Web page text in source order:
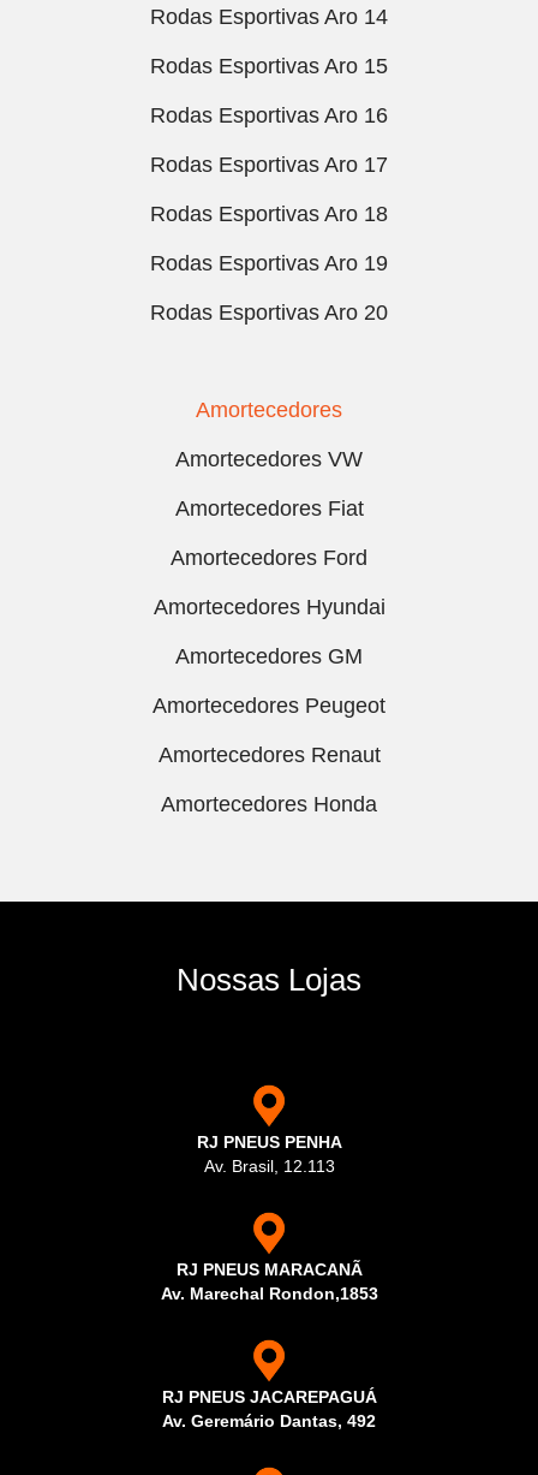
Rodas Esportivas Aro 14
Rodas Esportivas Aro 15
Rodas Esportivas Aro 16
Rodas Esportivas Aro 17
Rodas Esportivas Aro 18
Rodas Esportivas Aro 19
Rodas Esportivas Aro 20
Amortecedores
Amortecedores VW
Amortecedores Fiat
Amortecedores Ford
Amortecedores Hyundai
Amortecedores GM
Amortecedores Peugeot
Amortecedores Renaut
Amortecedores Honda
Nossas Lojas
RJ PNEUS PENHA
Av. Brasil, 12.113
RJ PNEUS MARACANÃ
Av. Marechal Rondon,1853
RJ PNEUS JACAREPAGUÁ
Av. Geremário Dantas, 492